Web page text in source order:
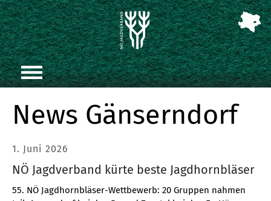
News Gänserndorf
NÖ Jagdverband kürte beste Jagdhornbläser
55. NÖ Jagdhornbläser-Wettbewerb: 20 Gruppen nahmen
1. Juni 2026